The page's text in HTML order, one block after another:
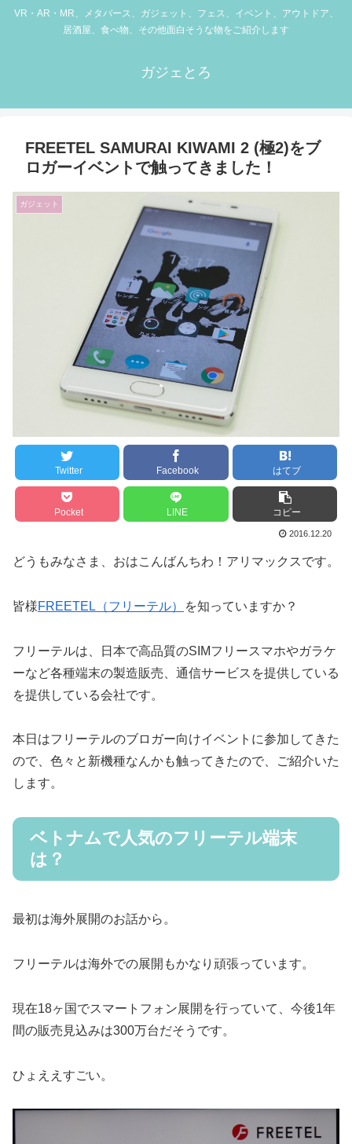
VR・AR・MR、メタバース、ガジェット、フェス、イベント、アウトドア、
居酒屋、食べ物、その他面白そうな物をご紹介します
ガジェとろ
FREETEL SAMURAI KIWAMI 2 (極2)をブ
ロガーイベントで触ってきました！
ガジェット
Twitter Facebook はてブ
Pocket LINE コピー
2016.12.20
どうもみなさま、おはこんばんちわ！アリマックスです。
皆様FREETEL（フリーテル） を知っていますか？
フリーテルは、日本で高品質のSIMフリースマホやガラケ
ーなど各種端末の製造販売、通信サービスを提供している
を提供している会社です。
本日はフリーテルのブロガー向けイベントに参加してきた
ので、色々と新機種なんかも触ってきたので、ご紹介いた
します。
ベトナムで人気のフリーテル端末
は？
最初は海外展開のお話から。
フリーテルは海外での展開もかなり頑張っています。
現在18ヶ国でスマートフォン展開を行っていて、今後1年
間の販売見込みは300万台だそうです。
ひょええすごい。